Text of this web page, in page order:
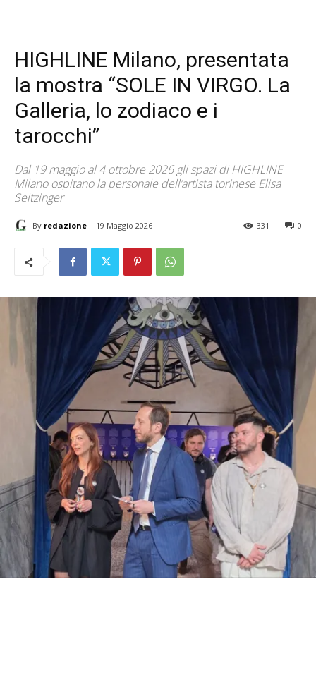
HIGHLINE Milano, presentata
la mostra “SOLE IN VIRGO. La
Galleria, lo zodiaco e i
tarocchi”
Dal 19 maggio al 4 ottobre 2026 gli spazi di HIGHLINE
Milano ospitano la personale dell’artista torinese Elisa
Seitzinger
By redazione 19 Maggio 2026 0
331